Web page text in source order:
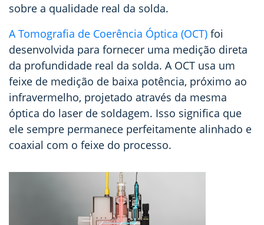
sobre a qualidade real da solda.
A Tomografia de Coerência Óptica (OCT) foi
desenvolvida para fornecer uma medição direta
da profundidade real da solda. A OCT usa um
feixe de medição de baixa potência, próximo ao
infravermelho, projetado através da mesma
óptica do laser de soldagem. Isso significa que
ele sempre permanece perfeitamente alinhado e
coaxial com o feixe do processo.